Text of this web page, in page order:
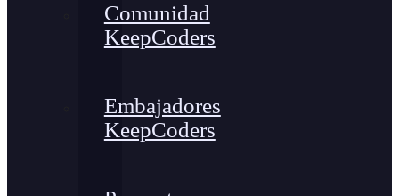
Comunidad
KeepCoders
Embajadores
KeepCoders